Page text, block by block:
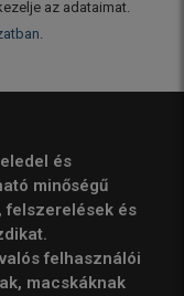
az adataimat.
.
és
minőségű
felszerelések és
felhasználói
macskáknak